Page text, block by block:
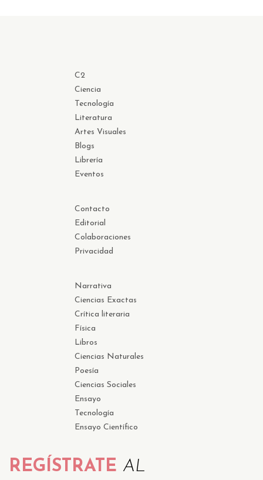
C2
Ciencia
Tecnología
Literatura
Artes Visuales
Blogs
Librería
Eventos
Contacto
Editorial
Colaboraciones
Privacidad
Narrativa
Ciencias Exactas
Crítica literaria
Física
Libros
Ciencias Naturales
Poesía
Ciencias Sociales
Ensayo
Tecnología
Ensayo Científico
REGÍSTRATE AL